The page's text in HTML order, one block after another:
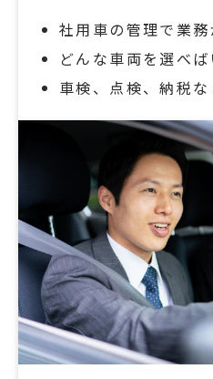
社用車の管理で業
どんな車両を選べ
車検、点検、納税